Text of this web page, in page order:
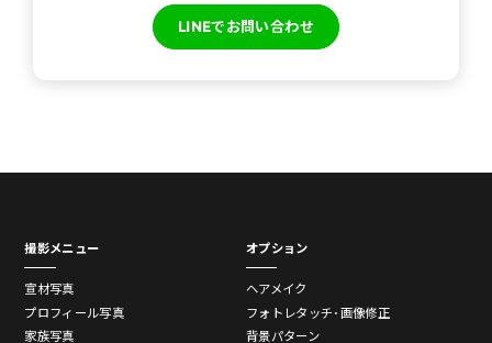
LINEでお問い合わせ
撮影メニュー
宣材写真
プロフィール写真
家族写真
オプション
ヘアメイク
フォトレタッチ･画像修正
背景パターン